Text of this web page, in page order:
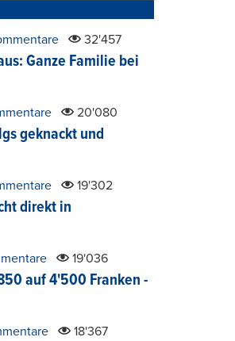
32'457
Ganze Familie bei
20'080
geknackt und
19'302
direkt in
19'036
auf 4'500 Franken -
18'367